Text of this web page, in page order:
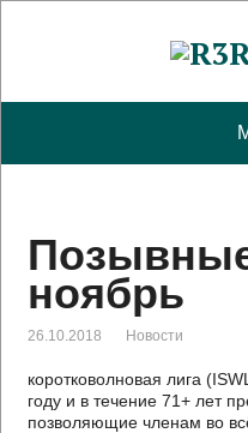
ноябрь
26.10.2018 Новости
коротковолновая лига
году и в течение 71+ лет
позволяющие членам во